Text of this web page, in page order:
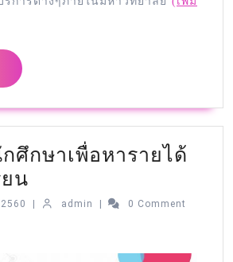
ศึกษาเพื่อหารายได้
ยน
| admin |
0 Comment